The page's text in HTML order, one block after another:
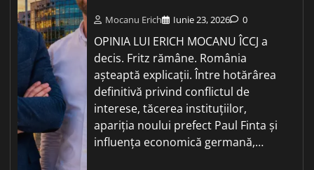
Mocanu Erich Iunie 23, 2026 0
OPINIA LUI ERICH MOCANU ÎCCJ a
decis. Fritz rămâne. România
așteaptă explicații. Între hotărârea
definitivă privind conflictul de
interese, tăcerea instituțiilor,
apariția noului prefect Paul Finta și
influența economică germană,…